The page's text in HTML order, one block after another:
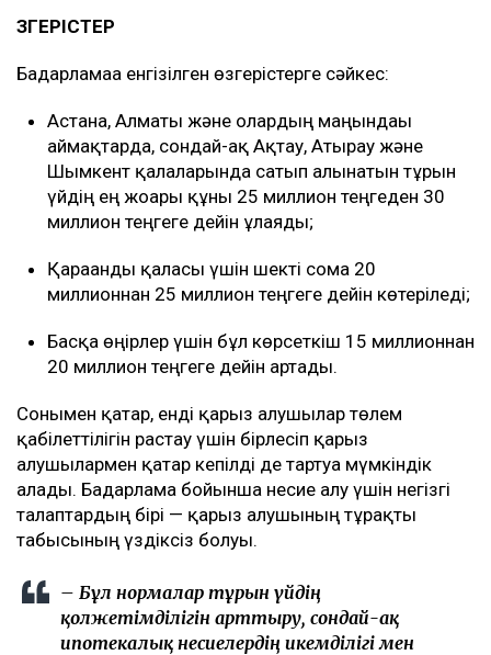
ӨЗГЕРІСТЕР
Бағдарламаға енгізілген өзгерістерге сәйкес:
Астана, Алматы және олардың маңындағы
аймақтарда, сондай-ақ Ақтау, Атырау және
Шымкент қалаларында сатып алынатын тұрғын
үйдің ең жоғарғы құны 25 миллион теңгеден 30
миллион теңгеге дейін ұлғаяды;
Қарағанды қаласы үшін шекті сома 20
миллионнан 25 миллион теңгеге дейін көтеріледі;
Басқа өңірлер үшін бұл көрсеткіш 15 миллионнан
20 миллион теңгеге дейін артады.
Сонымен қатар, енді қарыз алушылар төлем
қабілеттілігін растау үшін бірлесіп қарыз
алушылармен қатар кепілді де тартуға мүмкіндік
алады. Бағдарлама бойынша несие алу үшін негізгі
талаптардың бірі — қарыз алушының тұрақты
табысының үздіксіз болуы.
– Бұл нормалар тұрғын үйдің
қолжетімділігін арттыру, сондай-ақ
ипотекалық несиелердің икемділігі мен